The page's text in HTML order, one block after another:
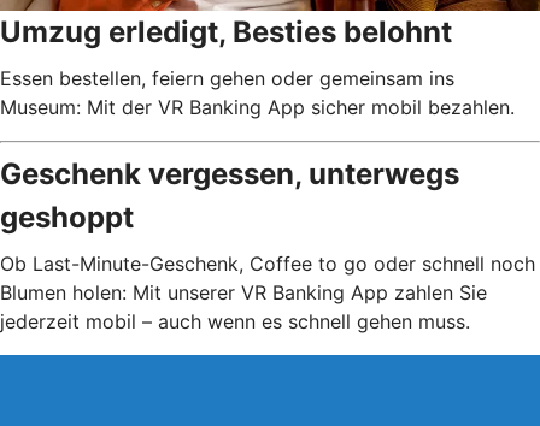
Umzug erledigt, Besties belohnt
Essen bestellen, feiern gehen oder gemeinsam ins
Museum: Mit der VR Banking App sicher mobil bezahlen.
Geschenk vergessen, unterwegs
geshoppt
Ob Last-Minute-Geschenk, Coffee to go oder schnell noch
Blumen holen: Mit unserer VR Banking App zahlen Sie
jederzeit mobil – auch wenn es schnell gehen muss.